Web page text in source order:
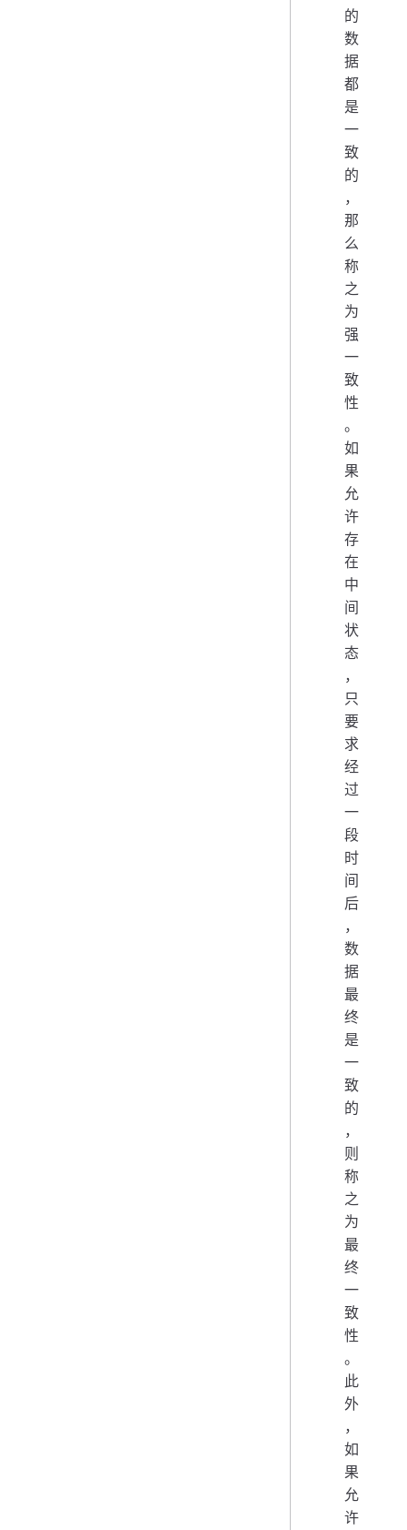
的
数
据
都
是
一
致
的
，
那
么
称
之
为
强
一
致
性
。
如
果
允
许
存
在
中
间
状
态
，
只
要
求
经
过
一
段
时
间
后
，
数
据
最
终
是
一
致
的
，
则
称
之
为
最
终
一
致
性
。
此
外
，
如
果
允
许